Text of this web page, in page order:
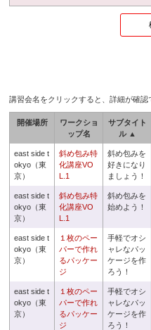
講習会名をクリックすると、詳細が確認
開催場所
ワークショ
ップ名
サブタイト
ル ▲
east side t
okyo（東
京）
斜め包み特
化講座VO
L.1
斜め包みを
好きになり
ましょう！
east side t
okyo（東
京）
斜め包み特
化講座VO
L.1
斜め包みを
始めよう！
east side t
okyo（東
京）
１枚のペー
パーで作れ
るパッケー
ジ
手軽でオシ
ャレなパッ
ケージを作
ろう！
east side t
okyo（東
京）
１枚のペー
パーで作れ
るパッケー
ジ
手軽でオシ
ャレなパッ
ケージを作
ろう！